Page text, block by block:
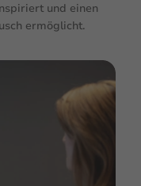
und einen
ermöglicht.